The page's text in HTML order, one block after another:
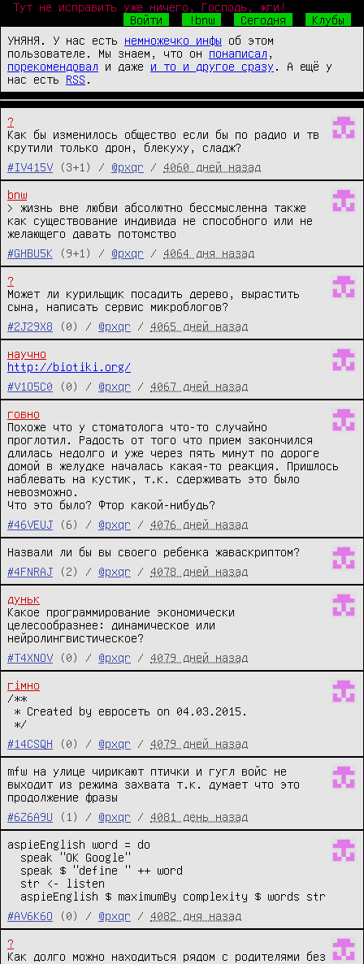
Тут не исправить уже ничего, Господь, жги!
Войти
!bnw Сегодня
Клубы
УНЯНЯ. У нас есть немножечко инфы об этом
пользователе. Мы знаем, что он понаписал
порекомендовал и даже и то и другое сразу . А ещё у
нас есть RSS
?
Как бы изменилось общество если бы по радио и тв
крутили только дрон, блекуху, сладж?
#IV415V
(3+1) / @pxqr / 4060 дней назад
bnw
> жизнь вне любви абсолютно бессмысленна также
как существование индивида не способного или не
желающего давать потомство
#GHBU5K
(9+1) / @pxqr / 4064 дня назад
?
Может ли курильщик посадить дерево, вырастить
сына, написать сервис микроблогов?
#2J29X8
(0) / @pxqr / 4065 дней назад
научно
http://biotiki.org/
#V1O5C0
(0) / @pxqr / 4067 дней назад
говно
Похоже что у стоматолога что-то случайно
проглотил. Радость от того что прием закончился
длилась недолго и уже через пять минут по дороге
домой в желудке началась какая-то реакция. Пришлось
наблевать на кустик, т.к. сдерживать это было
невозможно.
Что это было? Фтор какой-нибудь?
#46VEUJ
(6) / @pxqr / 4076 дней назад
Назвали ли бы вы своего ребенка жаваскриптом?
#4FNRAJ
(2) / @pxqr / 4078 дней назад
дуньк
Какое программирование экономически
целесообразнее: динамическое или
нейролингвистическое?
#T4XNOV
(0) / @pxqr / 4079 дней назад
гiмно
/**
*/
#14CSQH
(0) / @pxqr / 4079 дней назад
mfw на улице чирикают птички и гугл войс не
выходит из режима захвата т.к. думает что это
продолжение фразы
#6Z6A9U
(1) / @pxqr / 4081 день назад
aspieEnglish word = do
  aspieEnglish $ maximumBy complexity $ words str
#AV6K6O
(0) / @pxqr / 4082 дня назад
?
Как долго можно находиться рядом с родителями без